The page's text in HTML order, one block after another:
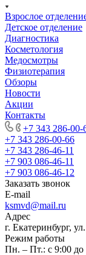
Взрослое
Детское отделение
Диагностика
Косметология
Медосмотры
Физиотерапия
Обзоры
Новости
Акции
Контакты
+7 343 286-00-
+7 343 286-00-66
+7 343 286-46-11
+7 903 086-46-11
+7 903 086-46-12
Заказать звонок
E-mail
ksmvd@mail.ru
Адрес
г. Екатеринбург,
Режим работы
Пн. – Пт.: с 9:00 до